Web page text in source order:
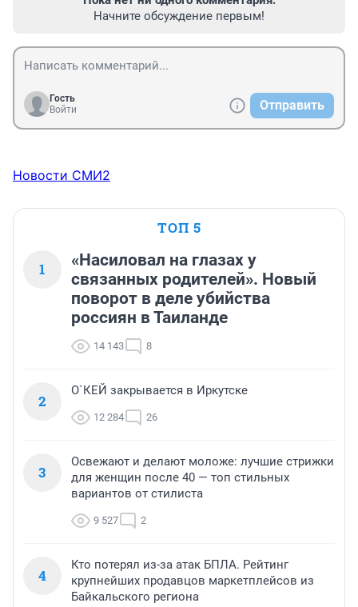
Начните обсуждение первым!
Гость
Войти
Отправить
Новости СМИ2
ТОП 5
1
«Насиловал на глазах у
связанных родителей». Новый
поворот в деле убийства
россиян в Таиланде
14 143 8
2
О`КЕЙ закрывается в Иркутске
12 284 26
3
Освежают и делают моложе: лучшие стрижки
для женщин после 40 — топ стильных
вариантов от стилиста
9 527 2
4
Кто потерял из-за атак БПЛА. Рейтинг
крупнейших продавцов маркетплейсов из
Байкальского региона